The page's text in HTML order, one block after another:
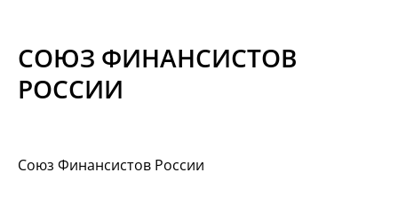
Материалы
СОЮЗ ФИНАНСИСТОВ
РОССИИ
Союз Финансистов России